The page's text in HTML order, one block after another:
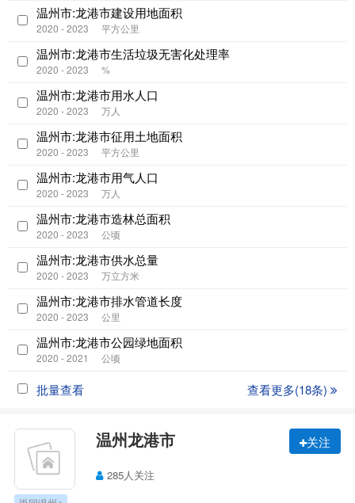
温州市:龙港市建设用地面积
2020 - 2023 平方公里
温州市:龙港市生活垃圾无害化处理率
2020 - 2023 %
温州市:龙港市用水人口
2020 - 2023 万人
温州市:龙港市征用土地面积
2020 - 2023 平方公里
温州市:龙港市用气人口
2020 - 2023 万人
温州市:龙港市造林总面积
2020 - 2023 公顷
温州市:龙港市供水总量
2020 - 2023 万立方米
温州市:龙港市排水管道长度
2020 - 2023 公里
温州市:龙港市公园绿地面积
2020 - 2021 公顷
批量查看 查看更多(18条)
温州龙港市 关注
285人关注